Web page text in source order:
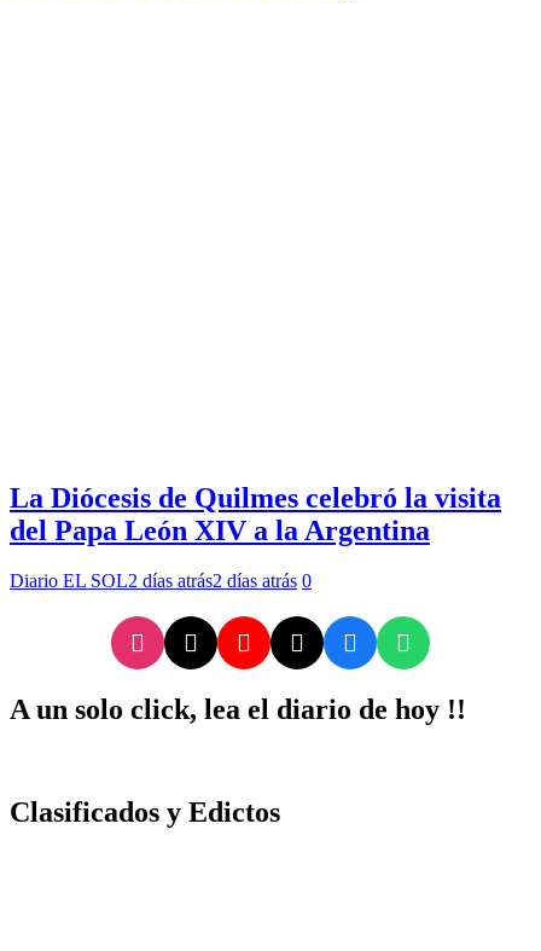
La Diócesis de Quilmes celebró la visita
del Papa León XIV a la Argentina
Diario EL SOL2 días atrás2 días atrás 0
A un solo click, lea el diario de hoy !!
Clasificados y Edictos